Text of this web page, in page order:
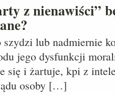
z nienawiści”
szydzi lub nadmiernie
jego dysfunkcji
się i żartuje, kpi z
osoby […]